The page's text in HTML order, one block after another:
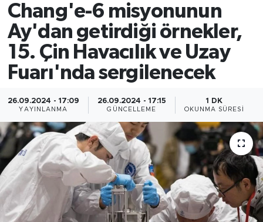
Chang'e-6 misyonunun
Ay'dan getirdiği örnekler,
15. Çin Havacılık ve Uzay
Fuarı'nda sergilenecek
26.09.2024 - 17:09
YAYINLANMA
26.09.2024 - 17:15
GÜNCELLEME
1 DK
OKUNMA SÜRESI
Dünya
Politika
Kültür - Sanat ve Tarih
Yaşam
Bilim ve Teknoloji
Çin Fuarları
Gündem
Video